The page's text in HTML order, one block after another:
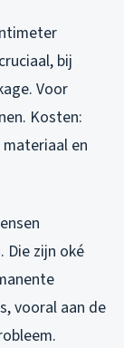
bij
Voor
Kosten:
en
Die zijn oké
vooral aan de